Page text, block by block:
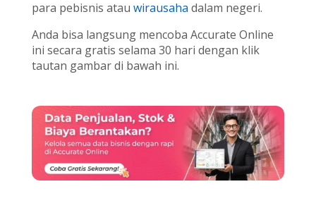
para pebisnis atau wirausaha dalam negeri.
Anda bisa langsung mencoba Accurate Online
ini secara gratis selama 30 hari dengan klik
tautan gambar di bawah ini.